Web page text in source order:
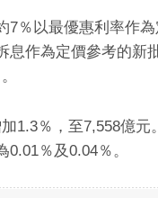
％以最優惠利率作為
息作為定價參考的新
％，至7,558億元
％及0.04％。